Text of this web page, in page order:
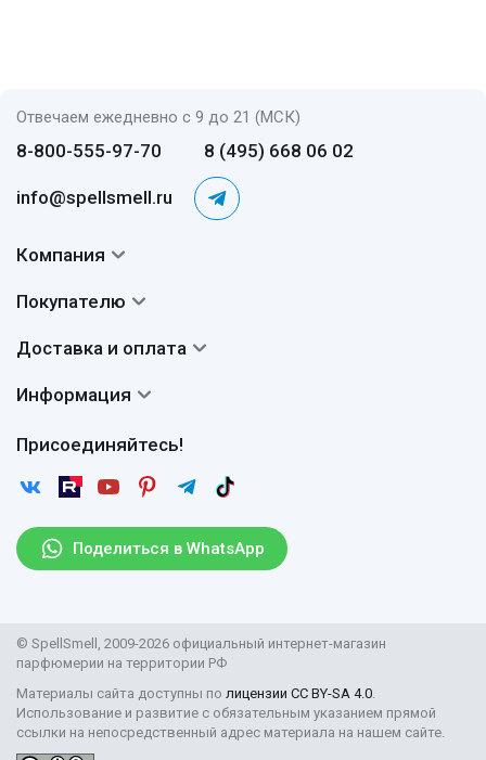
Отвечаем ежедневно с 9 до 21 (МСК)
8-800-555-97-70 8 (495) 668 06 02
info@spellsmell.ru
Поделиться в WhatsApp
Присоединяйтесь!
Компания
Авторы
Сертификаты
Покупателю
Вопросы и ответы
Отзывы
Статьи
Рассылка
Доставка и оплата
Доставка
Возврат
Информация
Пользовательское соглашение
Защита персональных данных
Правила продажи товаров (Постановление Правительства
Поставщикам
© SpellSmell, 2009-2026 официальный интернет-магазин
парфюмерии на территории РФ
Материалы сайта доступны по лицензии CC BY-SA 4.0.
Использование и развитие с обязательным указанием прямой
ссылки на непосредственный адрес материала на нашем сайте.